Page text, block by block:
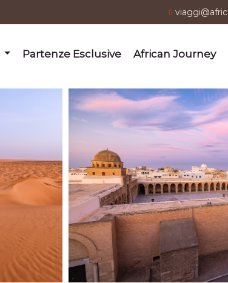
Partenze Esclusive African Journey